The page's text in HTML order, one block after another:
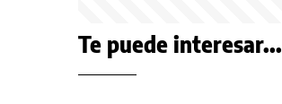
Te puede interesar...